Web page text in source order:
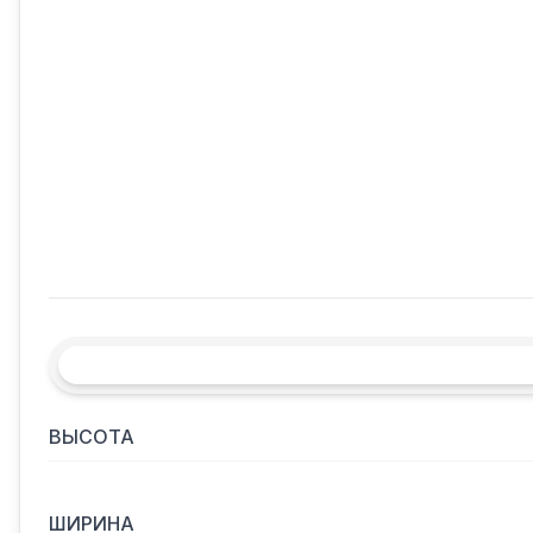
ВЫСОТА
ШИРИНА